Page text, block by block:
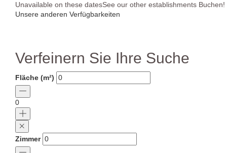
Unavailable on these datesSee our other establishments Buchen!
Unsere anderen Verfügbarkeiten
Verfeinern Sie Ihre Suche
Fläche (m²)
0
Zimmer